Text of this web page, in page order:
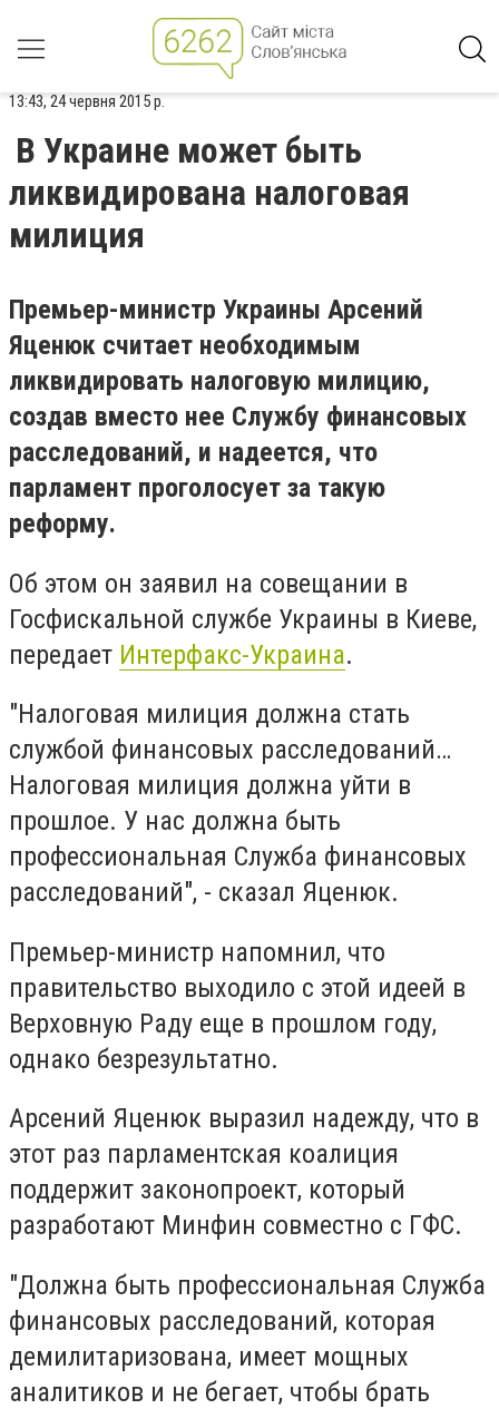
13:43, 24 червня 2015 р.
В Украине может быть
ликвидирована налоговая
милиция
Премьер-министр Украины Арсений
Яценюк считает необходимым
ликвидировать налоговую милицию,
создав вместо нее Службу финансовых
расследований, и надеется, что
парламент проголосует за такую
реформу.
Об этом он заявил на совещании в
Госфискальной службе Украины в Киеве,
передает Интерфакс-Украина.
"Налоговая милиция должна стать
службой финансовых расследований…
Налоговая милиция должна уйти в
прошлое. У нас должна быть
профессиональная Служба финансовых
расследований", - сказал Яценюк.
Премьер-министр напомнил, что
правительство выходило с этой идеей в
Верховную Раду еще в прошлом году,
однако безрезультатно.
Арсений Яценюк выразил надежду, что в
этот раз парламентская коалиция
поддержит законопроект, который
разработают Минфин совместно с ГФС.
"Должна быть профессиональная Служба
финансовых расследований, которая
демилитаризована, имеет мощных
аналитиков и не бегает, чтобы брать